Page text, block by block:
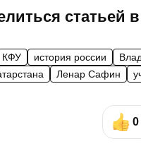
статьей
КФУ история россии
Ленар Сафин
0